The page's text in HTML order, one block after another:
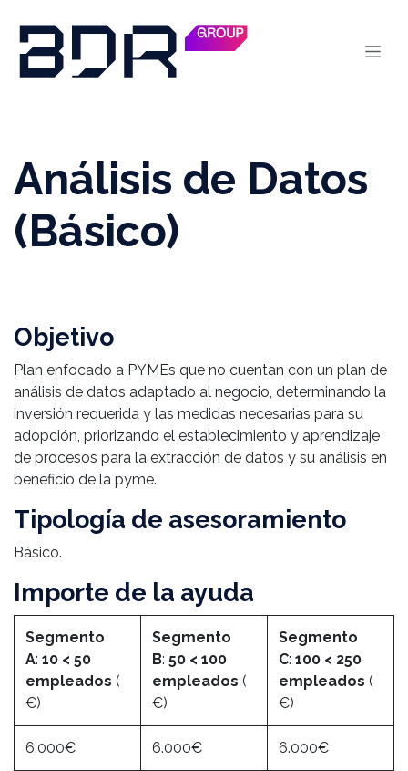
Análisis de Datos
(Básico)
Objetivo
Plan enfocado a PYMEs que no cuentan con un plan de
análisis de datos adaptado al negocio, determinando la
inversión requerida y las medidas necesarias para su
adopción, priorizando el establecimiento y aprendizaje
de procesos para la extracción de datos y su análisis en
beneficio de la pyme.
Tipología de asesoramiento
Básico.
Importe de la ayuda
Segmento
A: 10 < 50
empleados (
€)
Segmento
B: 50 < 100
empleados (
€)
Segmento
C: 100 < 250
empleados (
€)
6.000€ 6.000€ 6.000€